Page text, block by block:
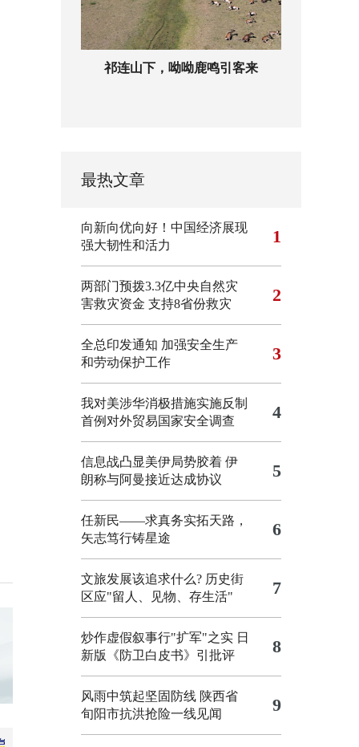
祁连山下，呦呦鹿鸣引客来
最热文章
向新向优向好！中国经济展现
强大韧性和活力
1
两部门预拨3.3亿中央自然灾
害救灾资金 支持8省份救灾
2
全总印发通知 加强安全生产
和劳动保护工作
3
我对美涉华消极措施实施反制
首例对外贸易国家安全调查
4
信息战凸显美伊局势胶着 伊
朗称与阿曼接近达成协议
5
任新民——求真务实拓天路，
矢志笃行铸星途
6
文旅发展该追求什么? 历史街
区应"留人、见物、存生活"
7
炒作虚假叙事行"扩军"之实 日
新版《防卫白皮书》引批评
8
风雨中筑起坚固防线 陕西省
旬阳市抗洪抢险一线见闻
9